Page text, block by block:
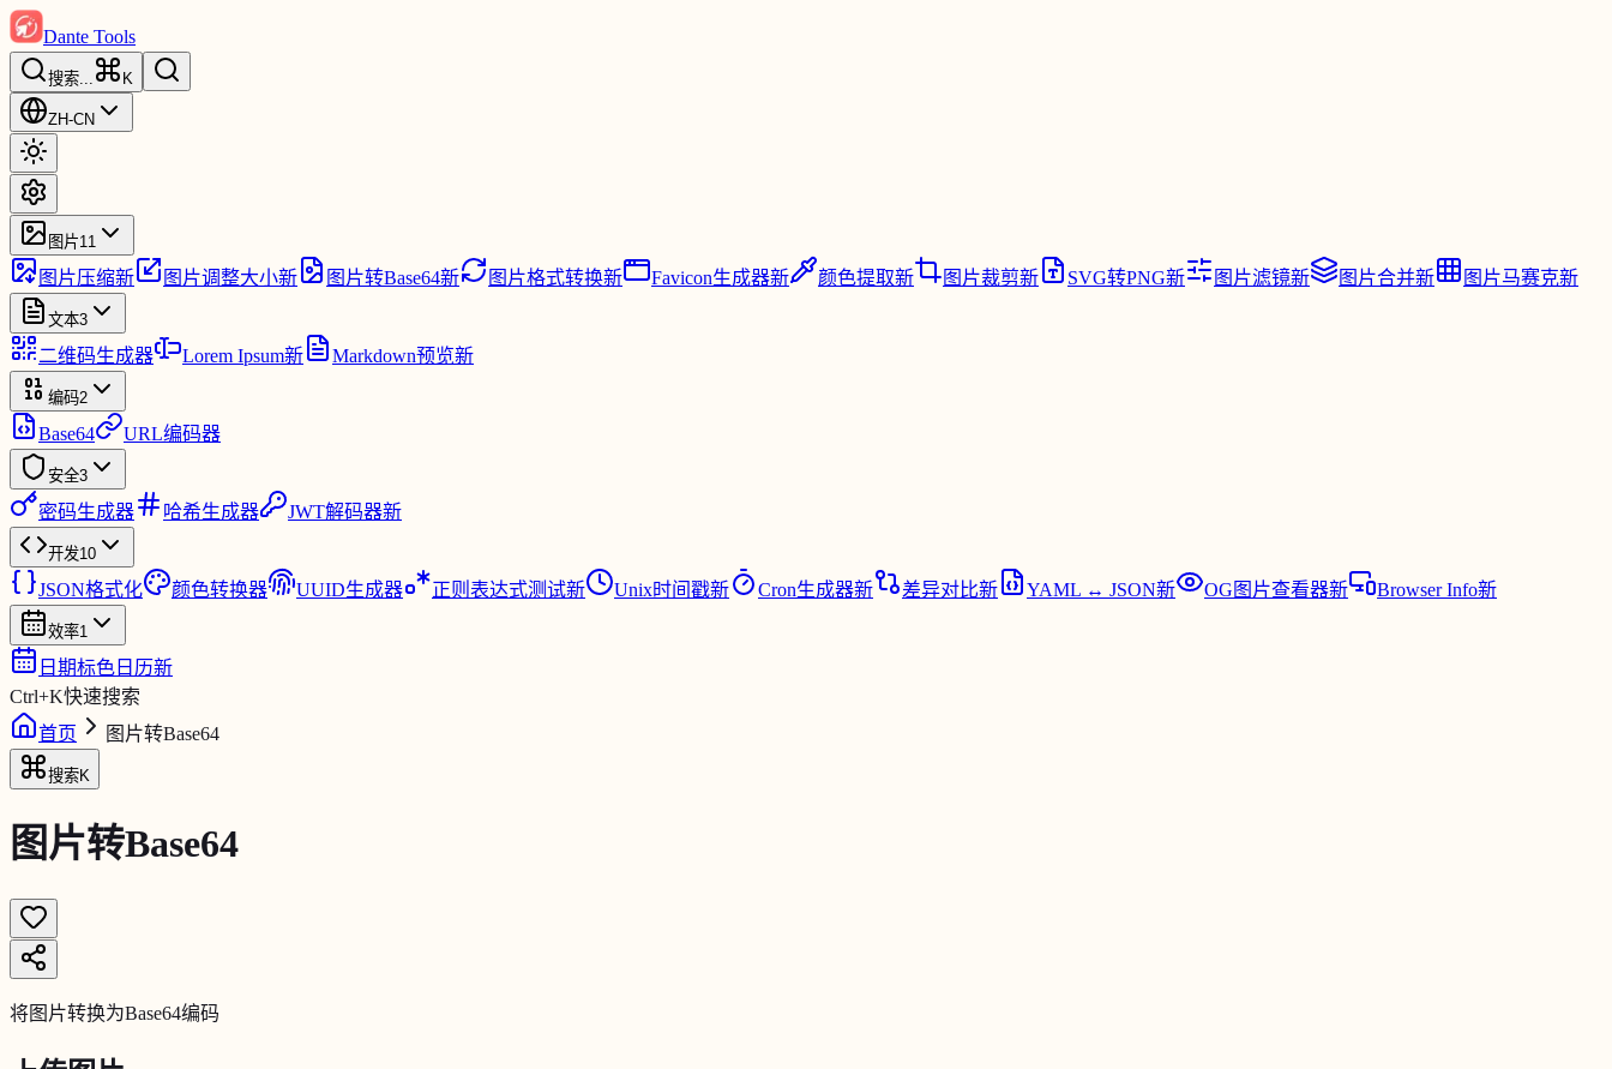
Dante Tools
搜索... K
ZH-CN
图片11
图片压缩新 图片调整大小新 图片转Base64新 图片格式转换新 Favicon生成器新 颜色提取新 图片裁剪新 SVG转PNG新 图片滤镜新 图片合并新 图片马赛克新
文本3
二维码生成器 Lorem Ipsum新 Markdown预览新
编码2
Base64 URL编码器
安全3
密码生成器 哈希生成器 JWT解码器新
开发10
JSON格式化 颜色转换器 UUID生成器 正则表达式测试新 Unix时间戳新 Cron生成器新 差异对比新 YAML ↔ JSON新 OG图片查看器新 Browser Info新
效率1
日期标色日历新
Ctrl+K快速搜索
首页
图片转Base64
搜索K
图片转Base64
将图片转换为Base64编码